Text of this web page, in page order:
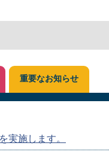
実施します。
重要なお知らせ